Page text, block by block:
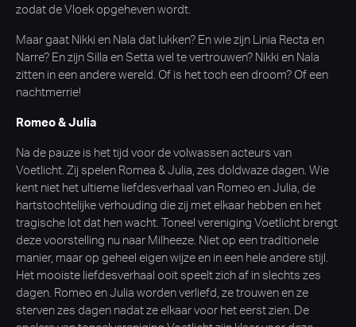
zodat de Vloek opgeheven wordt.
Maar gaat Nikki en Nala dat lukken? En wie zijn Linia Recta en
Narre? En zijn Silla en Setta wel te vertrouwen? Nikki en Nala
zitten in een andere wereld. Of is het toch een droom? Of een
nachtmerrie!
Romeo & Julia
Na de pauze is het tijd voor de volwassen acteurs van
Voetlicht. Zij spelen Romea & Julia, zes doldwaze dagen. Wie
kent niet het ultieme liefdesverhaal van Romeo en Julia, de
hartstochtelijke verhouding die zij met elkaar hebben en het
tragische lot dat hen wacht. Toneel vereniging Voetlicht brengt
deze voorstelling nu naar Milheeze. Niet op een traditionele
manier, maar op geheel eigen wijze en in een hele andere stijl.
Het mooiste liefdesverhaal ooit speelt zich af in slechts zes
dagen. Romeo en Julia worden verliefd, ze trouwen en ze
sterven zes dagen nadat ze elkaar voor het eerst zien. De